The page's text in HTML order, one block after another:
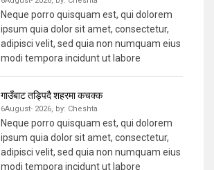
Neque porro quisquam est, qui dolorem
ipsum quia dolor sit amet, consectetur,
adipisci velit, sed quia non numquam eius
modi tempora incidunt ut labore
गाउँबाट तड्पिदै शहरमा कचक्क
6August- 2026, by: Cheshta
Neque porro quisquam est, qui dolorem
ipsum quia dolor sit amet, consectetur,
adipisci velit, sed quia non numquam eius
modi tempora incidunt ut labore